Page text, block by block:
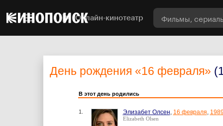
Онлайн-кинотеатр
День рождения «16 февраля»
В этот день родились
1. Элизабет Олсен, 16 февраля,
Elizabeth Olsen